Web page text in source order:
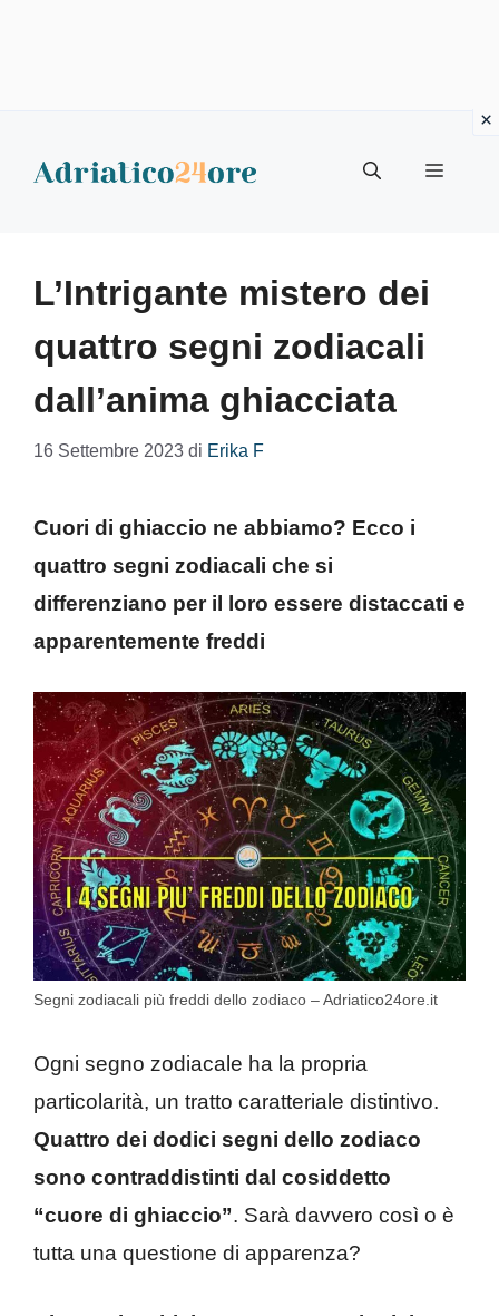
Menu
L’Intrigante mistero dei
quattro segni zodiacali
dall’anima ghiacciata
16 Settembre 2023 di Erika F
Cuori di ghiaccio ne abbiamo? Ecco i
quattro segni zodiacali che si
differenziano per il loro essere distaccati e
apparentemente freddi
Segni zodiacali più freddi dello zodiaco – Adriatico24ore.it
Ogni segno zodiacale ha la propria
particolarità, un tratto caratteriale distintivo.
Quattro dei dodici segni dello zodiaco
sono contraddistinti dal cosiddetto
“cuore di ghiaccio”. Sarà davvero così o è
tutta una questione di apparenza?